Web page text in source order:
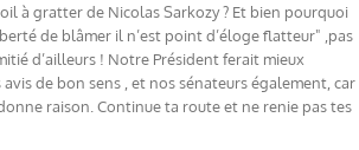
à gratter de Nicolas Sarkozy ? Et bien pourquoi
de blâmer il n’est point d’éloge flatteur" ,pas
d’ailleurs ! Notre Président ferait mieux
avis de bon sens , et nos sénateurs également, car
raison. Continue ta route et ne renie pas tes